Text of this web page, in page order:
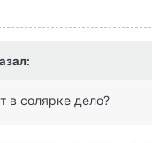
в солярке дело?